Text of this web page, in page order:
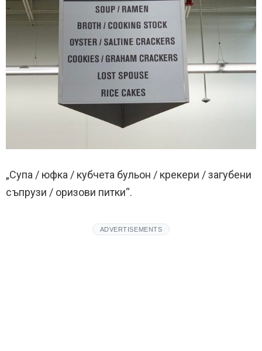
„Супа / юфка / кубчета бульон / крекери / загубени
съпрузи / оризови питки“.
ADVERTISEMENTS